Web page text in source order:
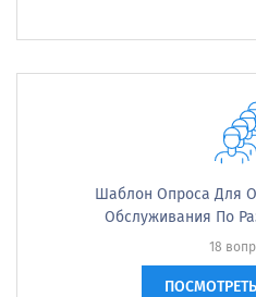
Шаблон Опроса Для
Обслуживания По
18